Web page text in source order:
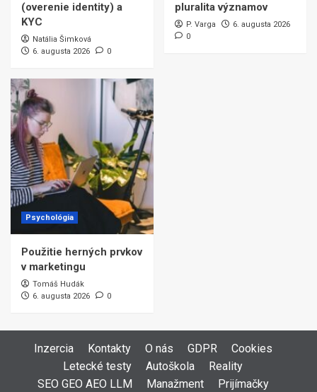
(overenie identity) a
KYC
Natália Šimková
6. augusta 2026
0
pluralita významov
P. Varga
6. augusta 2026
0
Psychológia
Použitie herných prvkov
v marketingu
Tomáš Hudák
6. augusta 2026
0
Inzercia Kontakty O nás GDPR
Cookies
Letecké testy
Autoškola
Reality
SEO GEO AEO LLM
Manažment Prijímačky